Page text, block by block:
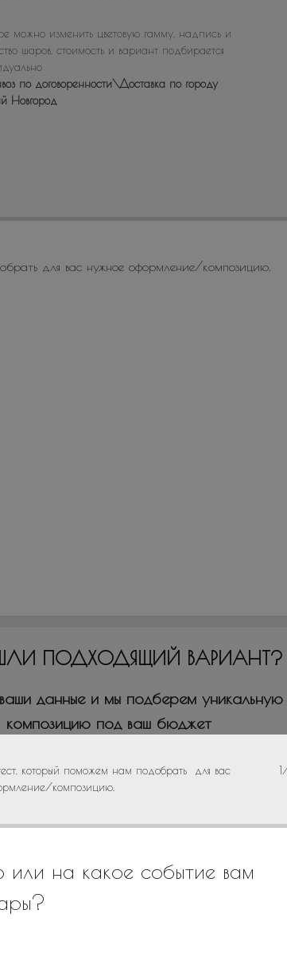
который поможем нам подобрать для вас
композицию.
или на какое событие вам
можно изменить цветовую гамму, надпись и
шаров, стоимость и вариант подбирается
по договоренности\Доставка по городу
Новгород
для вас нужное оформление/композицию.
ПОДХОДЯЩИЙ ВАРИАНТ?
ваши данные и мы подберем уникальную
композицию под ваш бюджет